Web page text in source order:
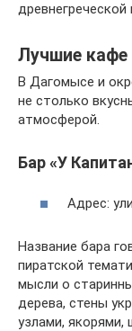
Лучшие
В Дагомысе и
не столько
атмосферой.
Бар «У
Адрес:
Название бара
пиратской
мысли о
дерева, стены
узлами, якорями,